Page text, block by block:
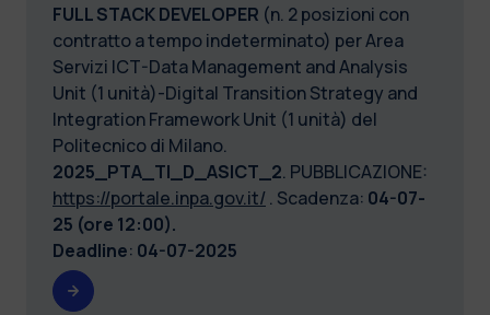
FULL STACK DEVELOPER (n. 2 posizioni con
contratto a tempo indeterminato) per Area
Servizi ICT-Data Management and Analysis
Unit (1 unità)-Digital Transition Strategy and
Integration Framework Unit (1 unità) del
Politecnico di Milano.
2025_PTA_TI_D_ASICT_2. PUBBLICAZIONE:
https://portale.inpa.gov.it/ . Scadenza: 04-07-
25 (ore 12:00).
Deadline: 04-07-2025